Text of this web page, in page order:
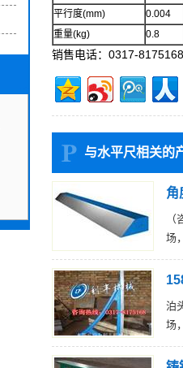
平行度(mm)
0.004
重量(kg)
0.8
销售电话：0317-
与水平尺相关的
角
场
泊
场